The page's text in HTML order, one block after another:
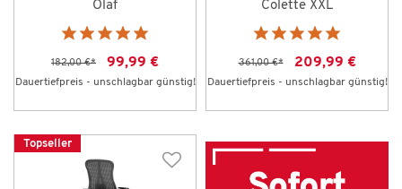
Olaf
182,00 €* 99,99 €
Dauertiefpreis - unschlagbar günstig!
Colette XXL
361,00 €* 209,99 €
Dauertiefpreis - unschlagbar günstig!
Topseller